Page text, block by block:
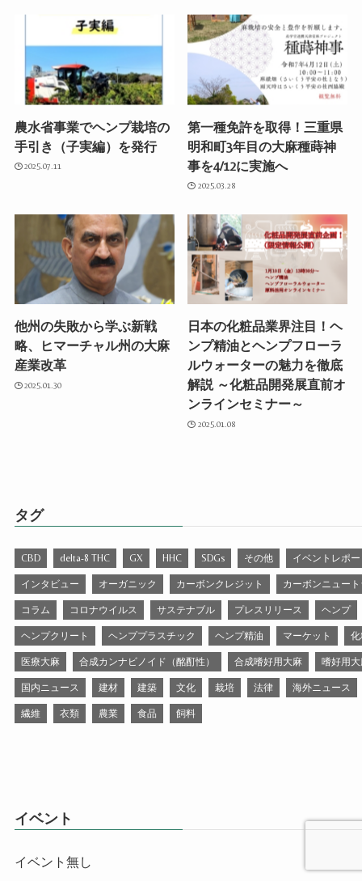
農水省事業でヘンプ栽培の
手引き（子実編）を発行
2025.07.11
第一種免許を取得！三重県
明和町3年目の大麻種蒔神
事を4/12に実施へ
2025.03.28
他州の失敗から学ぶ新戦
略、ヒマーチャル州の大麻
産業改革
2025.01.30
日本の化粧品業界注目！ヘ
ンプ精油とヘンプフローラ
ルウォーターの魅力を徹底
解説 ～化粧品開発展直前オ
ンラインセミナー～
2025.01.08
タグ
CBD delta-8 THC GX HHC SDGs その他 イベントレポ
インタビュー オーガニック カーボンクレジット カーボンニュー
コラム コロナウイルス サステナブル プレスリリース ヘンプ
ヘンプクリート ヘンププラスチック ヘンプ精油 マーケット
医療大麻 合成カンナビノイド（酩酊性） 合成嗜好用大麻 嗜好用
国内ニュース 建材 建築 文化 栽培 法律 海外ニュース
繊維 衣類 農業 食品 飼料
イベント
イベント無し